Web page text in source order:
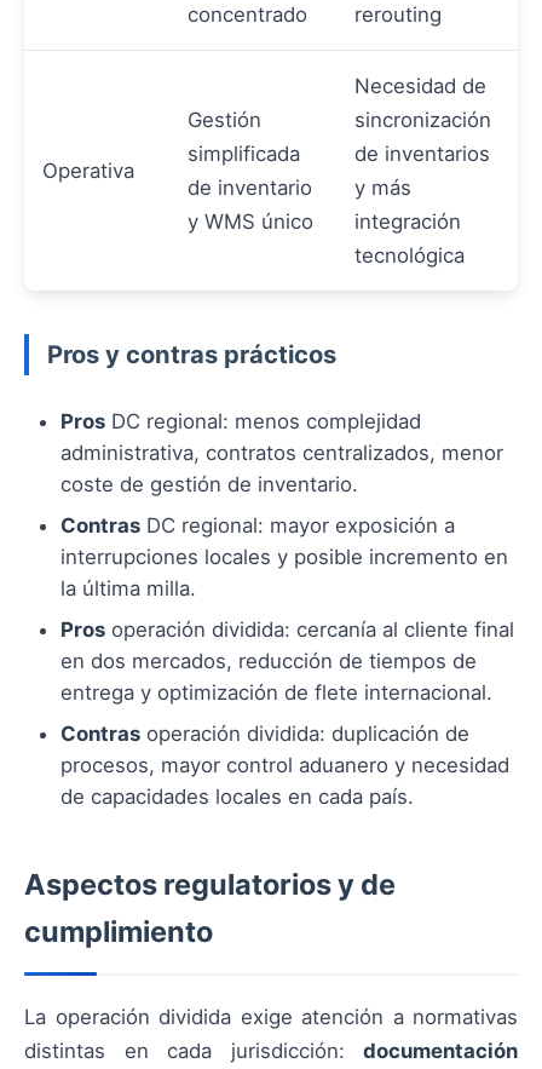
concentrado
rerouting
Operativa
Gestión
simplificada
de inventario
y WMS único
Necesidad de
sincronización
de inventarios
y más
integración
tecnológica
Pros y contras prácticos
Pros DC regional: menos complejidad
administrativa, contratos centralizados, menor
coste de gestión de inventario.
Contras DC regional: mayor exposición a
interrupciones locales y posible incremento en
la última milla.
Pros operación dividida: cercanía al cliente final
en dos mercados, reducción de tiempos de
entrega y optimización de flete internacional.
Contras operación dividida: duplicación de
procesos, mayor control aduanero y necesidad
de capacidades locales en cada país.
Aspectos regulatorios y de
cumplimiento
La operación dividida exige atención a normativas
distintas en cada jurisdicción: documentación